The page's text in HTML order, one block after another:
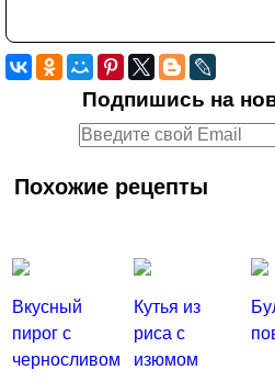
Подпишись на
Похожие рецепты
Вкусный
пирог с
черносливом
Кутья из
риса с
изюмом